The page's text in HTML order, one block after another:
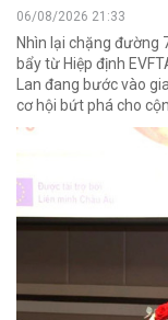
06/08/2026 21:33
Nhìn lại chặng đường
bẩy từ Hiệp định
Lan đang bước vào
cơ hội bứt phá cho